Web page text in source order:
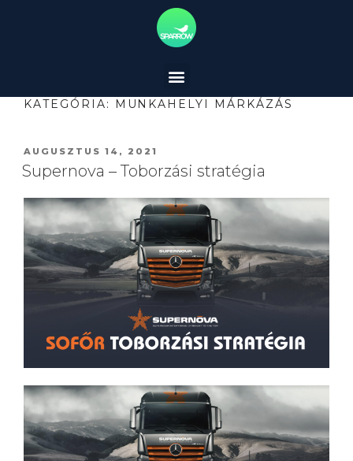
KATEGÓRIA: MUNKAHELYI MÁRKÁZÁS
AUGUSZTUS 14, 2021
Supernova – Toborzási stratégia